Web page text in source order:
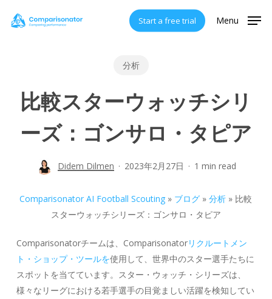
Start a free trial Menu
分析
比較スターウォッチシリ
ーズ：ゴンサロ・タピア
Didem Dilmen 2023年2月27日 1 min read
Comparisonator AI Football Scouting » ブログ »分析 » 比較
スターウォッチシリーズ：ゴンサロ・タピア
Comparisonatorチームは、Comparisonatorリクルートメン
ト・ショップ・ツールを使用して、世界中のスター選手たちに
スポットを当てています。スター・ウォッチ・シリーズは、
様々なリーグにおける若手選手の目覚ましい活躍を検知してい